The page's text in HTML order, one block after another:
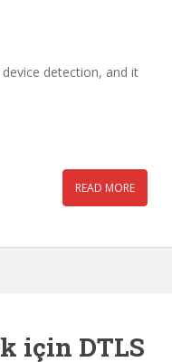
detection, and it
READ MORE
için DTLS